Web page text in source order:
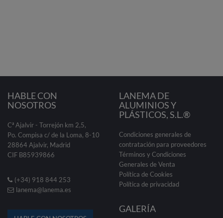
HABLE CON
NOSOTROS
Cª Ajalvir - Torrejón km 2,5,
Po. Compisa c/ de la Loma, 8-10
28864 Ajalvir, Madrid
CIF B85939866
(+34) 918 844 253
lanema@lanema.es
LANEMA DE
ALUMINIOS Y
PLÁSTICOS, S.L.®
Condiciones generales de
contratación para proveedores
Términos y Condiciones
Generales de Venta
Política de Cookies
Política de privacidad
GALERÍA